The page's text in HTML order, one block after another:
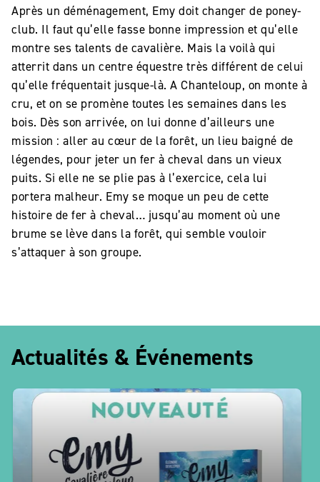
Après un déménagement, Emy doit changer de poney-
club. Il faut qu’elle fasse bonne impression et qu’elle
montre ses talents de cavalière. Mais la voilà qui
atterrit dans un centre équestre très différent de celui
qu’elle fréquentait jusque-là. A Chanteloup, on monte à
cru, et on se promène toutes les semaines dans les
bois. Dès son arrivée, on lui donne d’ailleurs une
mission : aller au cœur de la forêt, un lieu baigné de
légendes, pour jeter un fer à cheval dans un vieux
puits. Si elle ne se plie pas à l’exercice, cela lui
portera malheur. Emy se moque un peu de cette
histoire de fer à cheval… jusqu’au moment où une
brume se lève dans la forêt, qui semble vouloir
s’attaquer à son groupe.
Actualités & Événements